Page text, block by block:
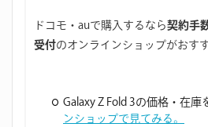
ドコモ・auで購入するなら契約手
受付のオンラインショップがおすす
Galaxy Z Fold 3の価格・在庫
ンショップで見てみる。